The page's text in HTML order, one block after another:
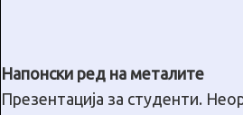
Напонски ред на металите
Презентација за студенти.